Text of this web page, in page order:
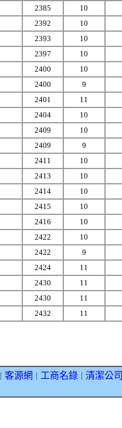
2385 10
2392 10
2393 10
2397 10
2400 10
2400 9
2401 11
2404 10
2409 10
2409 9
2411 10
2413 10
2414 10
2415 10
2416 10
2422 10
2422 9
2424 11
2430 11
2430 11
2432 11
客源網 工商名錄｜ 清潔公司